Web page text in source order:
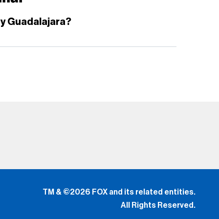
Guadalajara?
TM & ©2026 FOX and its related entities.
All Rights Reserved.